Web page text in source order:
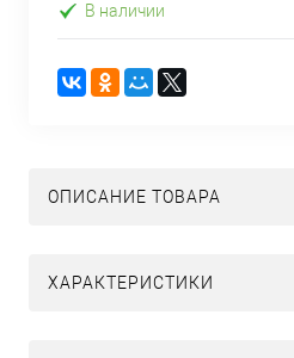
В наличии
ОПИСАНИЕ ТОВАРА
ХАРАКТЕРИСТИКИ